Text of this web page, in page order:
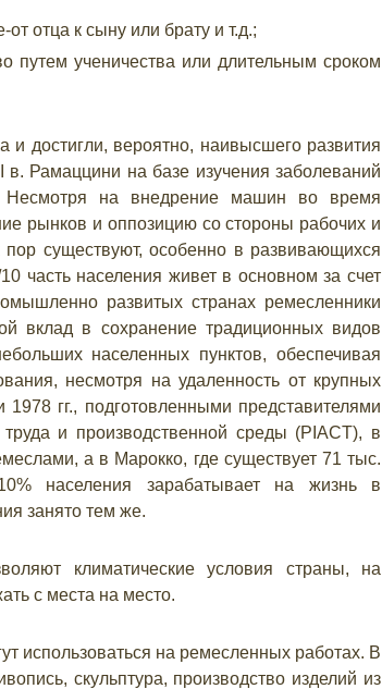
отца к сыну или брату и т.д.;
путем ученичества или длительным сроком
достигли, вероятно, наивысшего развития
Рамаццини на базе изучения заболеваний
Несмотря на внедрение машин во время
рынков и оппозицию со стороны рабочих и
существуют, особенно в развивающихся
часть населения живет в основном за счет
развитых странах ремесленники
вклад в сохранение традиционных видов
населенных пунктов, обеспечивая
несмотря на удаленность от крупных
гг., подготовленными представителями
и производственной среды (PIACT), в
а в Марокко, где существует 71 тыс.
населения зарабатывает на жизнь в
занято тем же.
климатические условия страны, на
с места на место.
использоваться на ремесленных работах. В
скульптура, производство изделий из